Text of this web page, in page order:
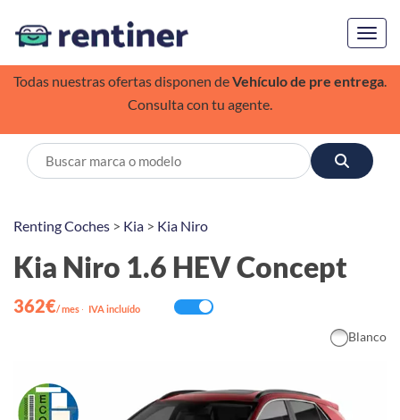
Todas nuestras ofertas disponen deVehículo de pre entrega.
Consulta con tu agente.
Renting Coches > Kia > Kia Niro
Kia Niro 1.6 HEV Concept
362€/ mes · IVA incluído
Blanco